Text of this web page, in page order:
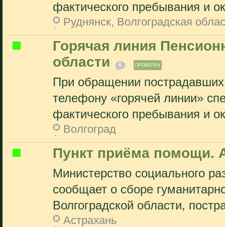
фактического пребывания и
Руднянск, Волгоградская
Горячая линия
области
0 ПРОВЕРЕН
При обращении
телефону «горячей линии»
фактического пребывания и
Волгоград
Пункт приёма помощи.
Министерство социального
сообщает о сборе
Волгоградской области,
Астрахань